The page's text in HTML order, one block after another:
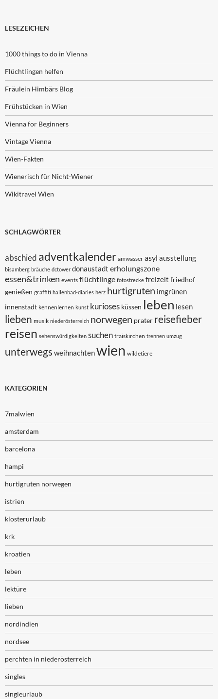
LESEZEICHEN
1000 things to do in Vienna
Flüchtlingen helfen
Fräulein Himbärs Blog
Frühstücken in Wien
Vienna for Beginners
Vintage Vienna
Wien-Fakten
Wienerisch für Nicht-Wiener
Wikitravel Wien
SCHLAGWÖRTER
abschied adventkalender amwasser asyl ausstellung
bisamberg bräuche dctower donaustadt erholungszone
essen&trinken events flüchtlinge fotostrecke freizeit friedhof
genießen graffiti hallenbad-diaries herz hurtigruten imgrünen
innenstadt kennenlernen kunst kurioses küssen leben lesen
lieben musik niederösterreich norwegen prater reisefieber
reisen sehenswürdigkeiten suchen traiskirchen trennen umzug
unterwegsweihnachtenwien wildetiere
KATEGORIEN
7malwien
amsterdam
barcelona
hampi
hurtigruten norwegen
istrien
klosterurlaub
krk
kroatien
leben
lektüre
lieben
nordindien
nordsee
perchten in niederösterreich
singles
singleurlaub